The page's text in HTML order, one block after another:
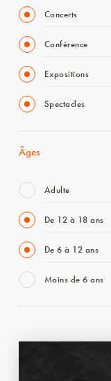
Concerts
Conférence
Expositions
Spectacles
Âges
Adulte
De 12 à 18 ans
De 6 à 12 ans
Moins de 6 ans